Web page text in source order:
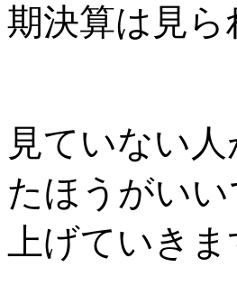
期決算は見
見ていない
たほうがい
上げていきま